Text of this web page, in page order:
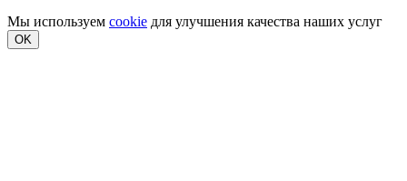
Мы используем cookie для улучшения качества наших услуг
OK